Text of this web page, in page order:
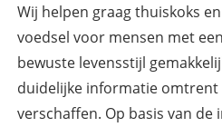
Wij helpen graag thuiskoks
voedsel voor mensen met
bewuste levensstijl
duidelijke informatie
verschaffen. Op basis van de